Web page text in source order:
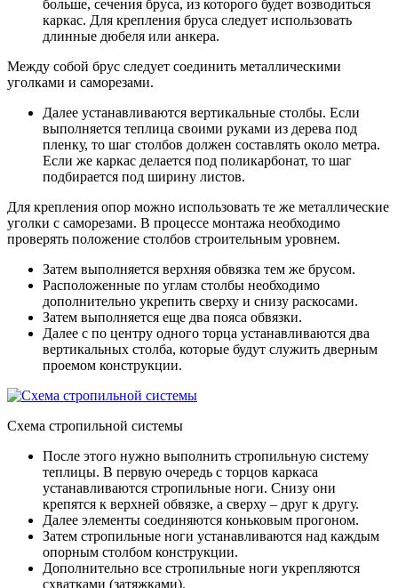
больше, сечения бруса, из которого будет возводиться
каркас. Для крепления бруса следует использовать
длинные дюбеля или анкера.
Между собой брус следует соединить металлическими
уголками и саморезами.
Далее устанавливаются вертикальные столбы. Если
выполняется теплица своими руками из дерева под
пленку, то шаг столбов должен составлять около метра.
Если же каркас делается под поликарбонат, то шаг
подбирается под ширину листов.
Для крепления опор можно использовать те же металлические
уголки с саморезами. В процессе монтажа необходимо
проверять положение столбов строительным уровнем.
Затем выполняется верхняя обвязка тем же брусом.
Расположенные по углам столбы необходимо
дополнительно укрепить сверху и снизу раскосами.
Затем выполняется еще два пояса обвязки.
Далее с по центру одного торца устанавливаются два
вертикальных столба, которые будут служить дверным
проемом конструкции.
Схема стропильной системы
После этого нужно выполнить стропильную систему
теплицы. В первую очередь с торцов каркаса
устанавливаются стропильные ноги. Снизу они
крепятся к верхней обвязке, а сверху – друг к другу.
Далее элементы соединяются коньковым прогоном.
Затем стропильные ноги устанавливаются над каждым
опорным столбом конструкции.
Дополнительно все стропильные ноги укрепляются
схватками (затяжками).